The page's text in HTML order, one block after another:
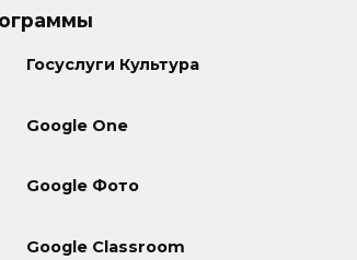
Госуслуги Культура
Google One
Google Фото
Google Classroom